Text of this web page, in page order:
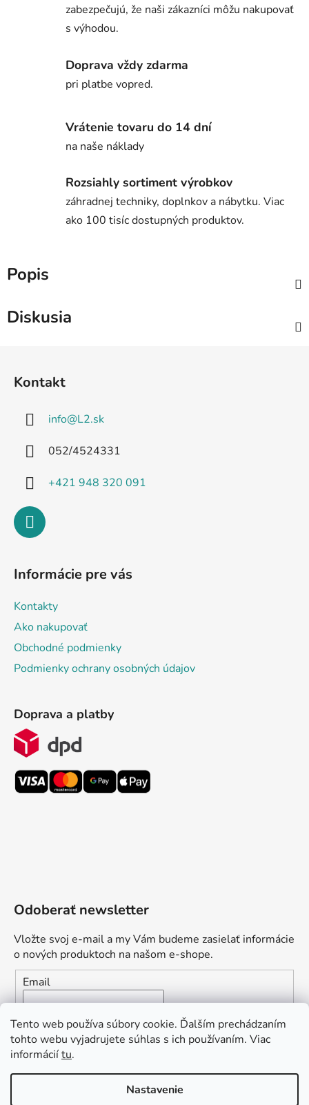
Tento web používa súbory cookie. Ďalším prechádzaním
tohto webu vyjadrujete súhlas s ich používaním. Viac
informáciítu.
Nastavenie
zabezpečujú, že naši zákazníci môžu nakupovať
s výhodou.
Doprava vždy zdarma
pri platbe vopred.
Vrátenie tovaru do 14 dní
na naše náklady
Rozsiahly sortiment výrobkov
záhradnej techniky, doplnkov a nábytku. Viac
ako 100 tisíc dostupných produktov.
Popis
Diskusia
Kontakt
info@L2.sk
052/4524331
+421 948 320 091
Informácie pre vás
Kontakty
Ako nakupovať
Obchodné podmienky
Podmienky ochrany osobných údajov
Doprava a platby
Odoberať newsletter
Vložte svoj e-mail a my Vám budeme zasielať informácie
o nových produktoch na našom e-shope.
Email
Vložením e-mailu súhlasíte s
podmienkami ochrany
osobných údajov
môžem pomôcť?“